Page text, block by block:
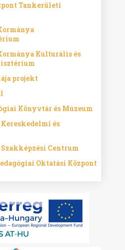
Tankerületi
Kulturális és
projekt
Könyvtár és Múzeum
és
Centrum
Oktatási Központ